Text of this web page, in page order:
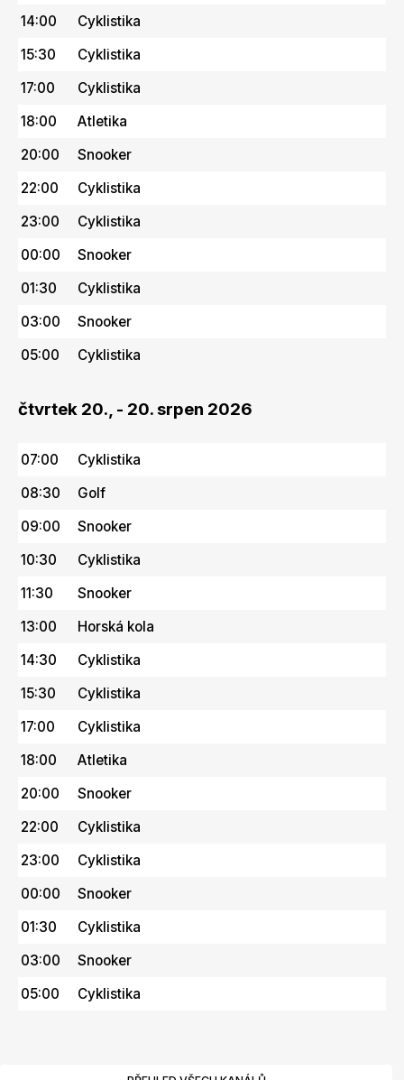
14:00
Cyklistika
15:30
Cyklistika
17:00
Cyklistika
18:00
Atletika
20:00
Snooker
22:00
Cyklistika
23:00
Cyklistika
00:00
Snooker
01:30
Cyklistika
03:00
Snooker
05:00
Cyklistika
čtvrtek 20., - 20. srpen 2026
07:00
Cyklistika
08:30
Golf
09:00
Snooker
10:30
Cyklistika
11:30
Snooker
13:00
Horská kola
14:30
Cyklistika
15:30
Cyklistika
17:00
Cyklistika
18:00
Atletika
20:00
Snooker
22:00
Cyklistika
23:00
Cyklistika
00:00
Snooker
01:30
Cyklistika
03:00
Snooker
05:00
Cyklistika